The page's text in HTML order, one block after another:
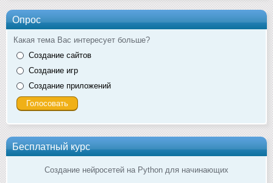
Опрос
Какая тема Вас интересует больше?
Создание сайтов
Создание игр
Создание приложений
Бесплатный курс
Создание нейросетей на Python для начинающих